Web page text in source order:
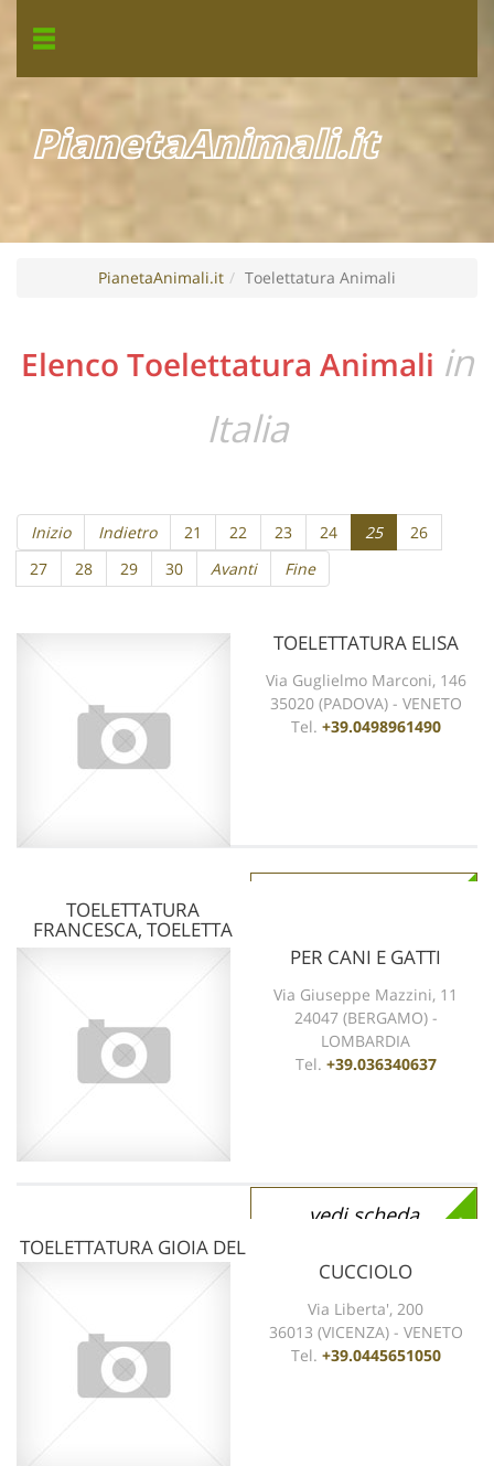
PianetaAnimali.it
PianetaAnimali.it Toelettatura Animali
Elenco Toelettatura Animali in
Italia
Inizio Indietro 21 22 23 24 25
26
27
28 29 30 Avanti Fine
TOELETTATURA ELISA
Via Guglielmo Marconi, 146
35020 (PADOVA) - VENETO
Tel. +39.0498961490
TOELETTATURA
FRANCESCA, TOELETTA
PER CANI E GATTI
Via Giuseppe Mazzini, 11
24047 (BERGAMO) -
LOMBARDIA
Tel. +39.036340637
vedi scheda
TOELETTATURA GIOIA DEL
CUCCIOLO
Via Liberta', 200
36013 (VICENZA) - VENETO
Tel. +39.0445651050